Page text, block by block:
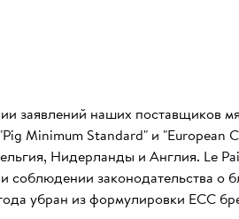
заявлений наших поставщиков
Minimum Standard" и
Нидерланды и Англия. Le
соблюдении законодательства о
убран из формулировки ECC